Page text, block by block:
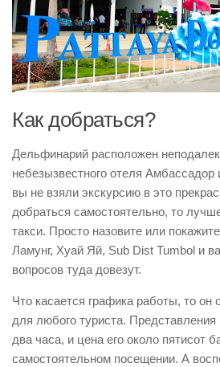
Как добраться?
Дельфинарий расположен
небезызвестного отеля
вы не взяли экскурсию в это
добраться самостоятельно, то
такси. Просто назовите или
Ламунг, Хуай Яй, Sub Dist Tumbol и
вопросов туда довезут.
Что касается графика работы, то
для любого туриста.
два часа, и цена его около пятисот
самостоятельном посещении. А